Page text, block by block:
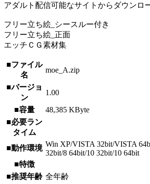
アダルト配信可能なサイトからダウンロ
フリー立ち絵_シースルー付き
フリー立ち絵_正面
エッチＣＧ素材集
■ファイル
名
moe_A.zip
■バージョ
ン
1.00
■容量
48,385 KByte
■必要ラン
タイム
■動作環境 Win XP/VISTA 32bit/VISTA
32bit/8 64bit/10 32bit/10 64bit
■特徴
■推奨年齢 全年齢